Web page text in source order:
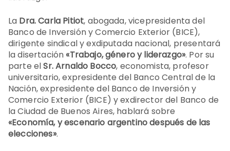
La Dra. Carla Pitiot, abogada, vicepresidenta del
Banco de Inversión y Comercio Exterior (BICE),
dirigente sindical y exdiputada nacional, presentará
la disertación«Trabajo, género y liderazgo». Por su
parte elSr. Arnaldo Bocco, economista, profesor
universitario, expresidente del Banco Central de la
Nación, expresidente del Banco de Inversión y
Comercio Exterior (BICE) y exdirector del Banco de
la Ciudad de Buenos Aires, hablará sobre
«Economía, y escenario argentino después de las
elecciones».